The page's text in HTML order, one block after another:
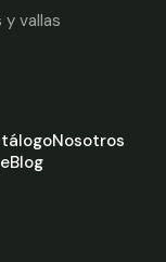
vallas
Nosotros
Blog